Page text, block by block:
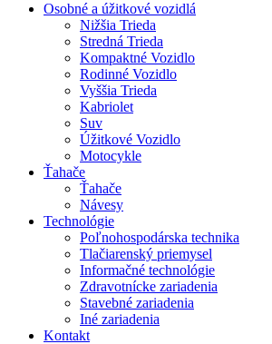
Osobné a úžitkové vozidlá
Nižšia Trieda
Stredná Trieda
Kompaktné Vozidlo
Rodinné Vozidlo
Vyššia Trieda
Kabriolet
Suv
Úžitkové Vozidlo
Motocykle
Ťahače
Ťahače
Návesy
Technológie
Poľnohospodárska technika
Tlačiarenský priemysel
Informačné technológie
Zdravotnícke zariadenia
Stavebné zariadenia
Iné zariadenia
Kontakt